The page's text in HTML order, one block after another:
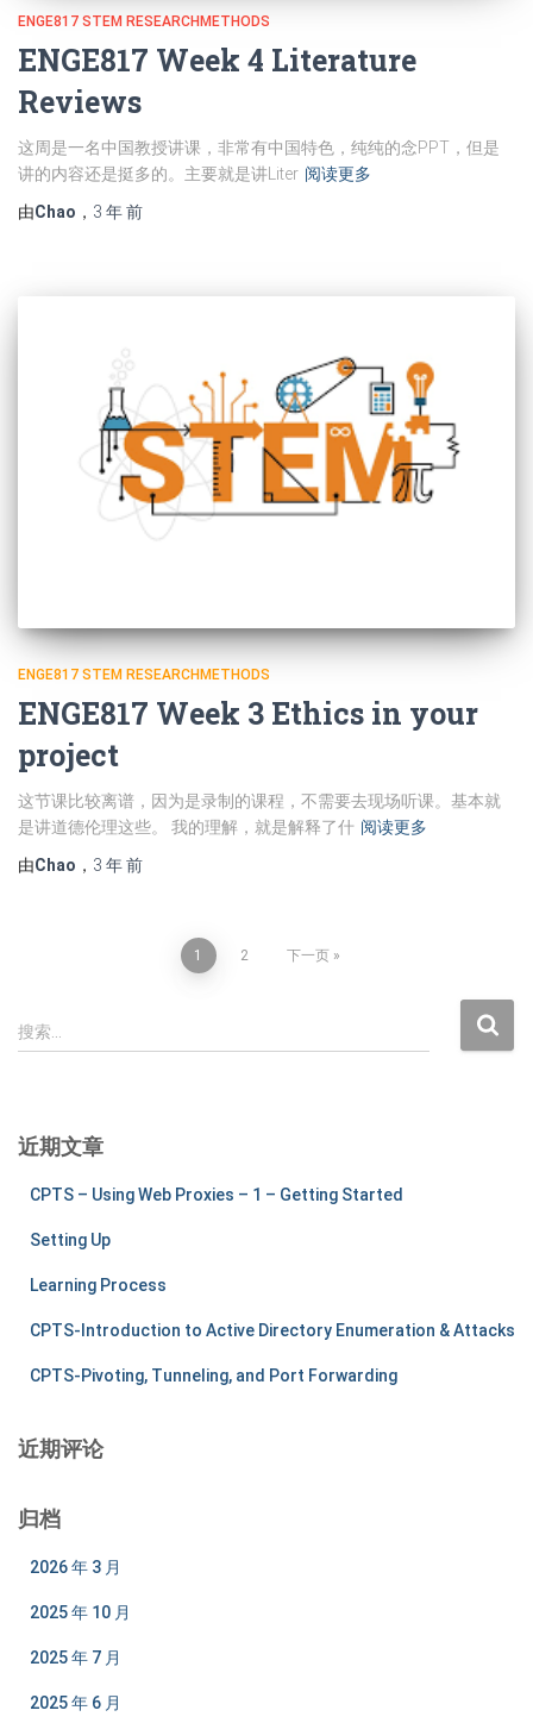
ENGE817 STEM RESEARCHMETHODS
ENGE817 Week 4 Literature
Reviews
这周是一名中国教授讲课，非常有中国特色，纯纯的念PPT，但是
讲的内容还是挺多的。主要就是讲Liter 阅读更多
由Chao ， 3 年前
ENGE817 STEM RESEARCHMETHODS
ENGE817 Week 3 Ethics in your
project
这节课比较离谱，因为是录制的课程，不需要去现场听课。基本就
是讲道德伦理这些。 我的理解，就是解释了什 阅读更多
由Chao ， 3 年前
章
1 2 下一页
搜
索
搜索…
近期文章
CPTS – Using Web Proxies – 1 – Getting Started
Setting Up
Learning Process
CPTS-Introduction to Active Directory Enumeration & Attacks
CPTS-Pivoting, Tunneling, and Port Forwarding
近期评论
归档
2026 年 3 月
2025 年 10 月
2025 年 7 月
2025 年 6 月